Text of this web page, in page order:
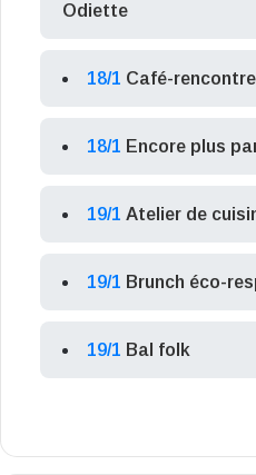
Odiette
18/1 Café-
18/1 Encore plus
19/1 Atelier de
19/1 Brunch éco-
19/1 Bal folk